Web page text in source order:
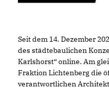
Seit dem 14. Dezember
des städtebaulichen
Karlshorst“ online. Am
Fraktion Lichtenberg die
verantwortlichen